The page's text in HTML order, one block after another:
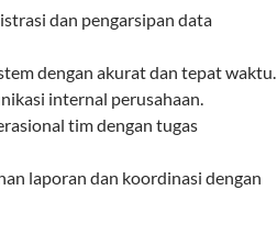
dan pengarsipan data
dengan akurat dan tepat waktu.
internal perusahaan.
tim dengan tugas
laporan dan koordinasi dengan